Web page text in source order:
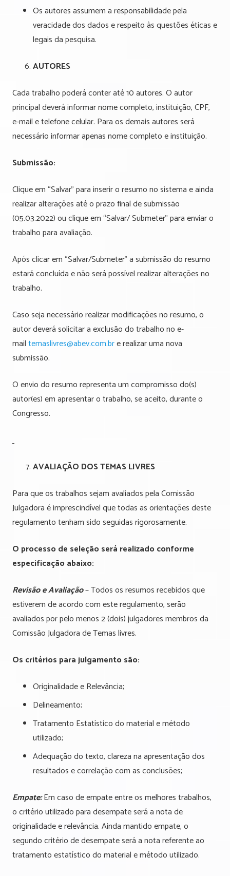
Os autores assumem a responsabilidade pela
veracidade dos dados e respeito às questões éticas e
legais da pesquisa.
AUTORES
Cada trabalho poderá conter até 10 autores. O autor
principal deverá informar nome completo, instituição, CPF,
e-mail e telefone celular. Para os demais autores será
necessário informar apenas nome completo e instituição.
Submissão:
Clique em “Salvar” para inserir o resumo no sistema e ainda
realizar alterações até o prazo final de submissão
(05.03.2022) ou clique em “Salvar/ Submeter” para enviar o
trabalho para avaliação.
Após clicar em “Salvar/Submeter” a submissão do resumo
estará concluída e não será possível realizar alterações no
trabalho.
Caso seja necessário realizar modificações no resumo, o
autor deverá solicitar a exclusão do trabalho no e-
mailtemaslivres@abev.com.bre realizar uma nova
submissão.
O envio do resumo representa um compromisso do(s)
autor(es) em apresentar o trabalho, se aceito, durante o
Congresso.
AVALIAÇÃO DOS TEMAS LIVRES
Para que os trabalhos sejam avaliados pela Comissão
Julgadora é imprescindível que todas as orientações deste
regulamento tenham sido seguidas rigorosamente.
O processo de seleção será realizado conforme
especificação abaixo:
Revisão e Avaliação– Todos os resumos recebidos que
estiverem de acordo com este regulamento, serão
avaliados por pelo menos 2 (dois) julgadores membros da
Comissão Julgadora de Temas livres.
Os critérios para julgamento são:
Originalidade e Relevância;
Delineamento;
Tratamento Estatístico do material e método
utilizado;
Adequação do texto, clareza na apresentação dos
resultados e correlação com as conclusões;
Empate:Em caso de empate entre os melhores trabalhos,
o critério utilizado para desempate será a nota de
originalidade e relevância. Ainda mantido empate, o
segundo critério de desempate será a nota referente ao
tratamento estatístico do material e método utilizado.